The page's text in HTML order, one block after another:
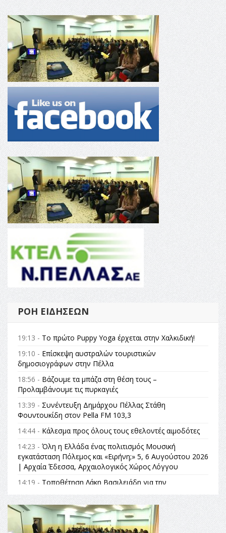
ΡΟΉ ΕΙΔΉΣΕΩΝ
19:13 - Το πρώτο Puppy Yoga έρχεται στην Χαλκιδική!
19:10 - Επίσκεψη αυστραλών τουριστικών
δημοσιογράφων στην Πέλλα
18:56 - Βάζουμε τα μπάζα στη θέση τους –
Προλαμβάνουμε τις πυρκαγιές
13:39 - Συνέντευξη Δημάρχου Πέλλας Στάθη
Φουντουκίδη στον Pella FM 103,3
14:44 - Κάλεσμα προς όλους τους εθελοντές αιμοδότες
14:23 - Όλη η Ελλάδα ένας πολιτισμός Μουσική
εγκατάσταση Πόλεμος και «Ειρήνη;» 5, 6 Αυγούστου 2026
| Αρχαία Έδεσσα, Αρχαιολογικός Χώρος Λόγγου
14:19 - Τοποθέτηση Λάκη Βασιλειάδη για την
Αναθεώρηση του Συντάγματος: «Σε τέτοιες κορυφαίες
θεσμικές διαδικασίες υπάρχει μόνο η ευθύνη απέναντι
στις επόμενες γενιές»
16:35 -Το πρόγραμμα του ΠΑΟΚ στον δεύτερο γύρο του